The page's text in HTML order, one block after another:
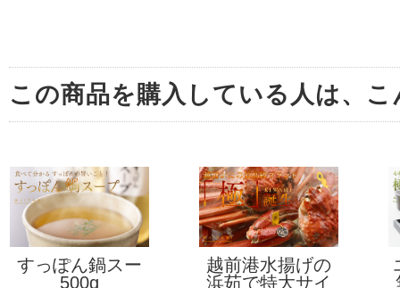
この商品を購入している人は、
すっぽん鍋スー
プ
500g
越前港水揚げの
「極（きわ
浜茹で特大サイ